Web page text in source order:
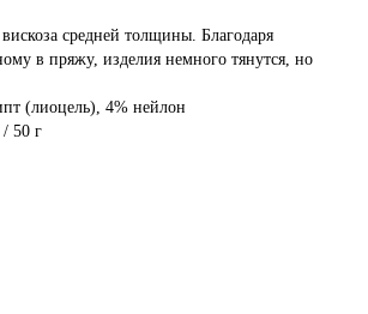
средней толщины. Благодаря
в пряжу, изделия немного тянутся, но
(лиоцель), 4% нейлон
50 г